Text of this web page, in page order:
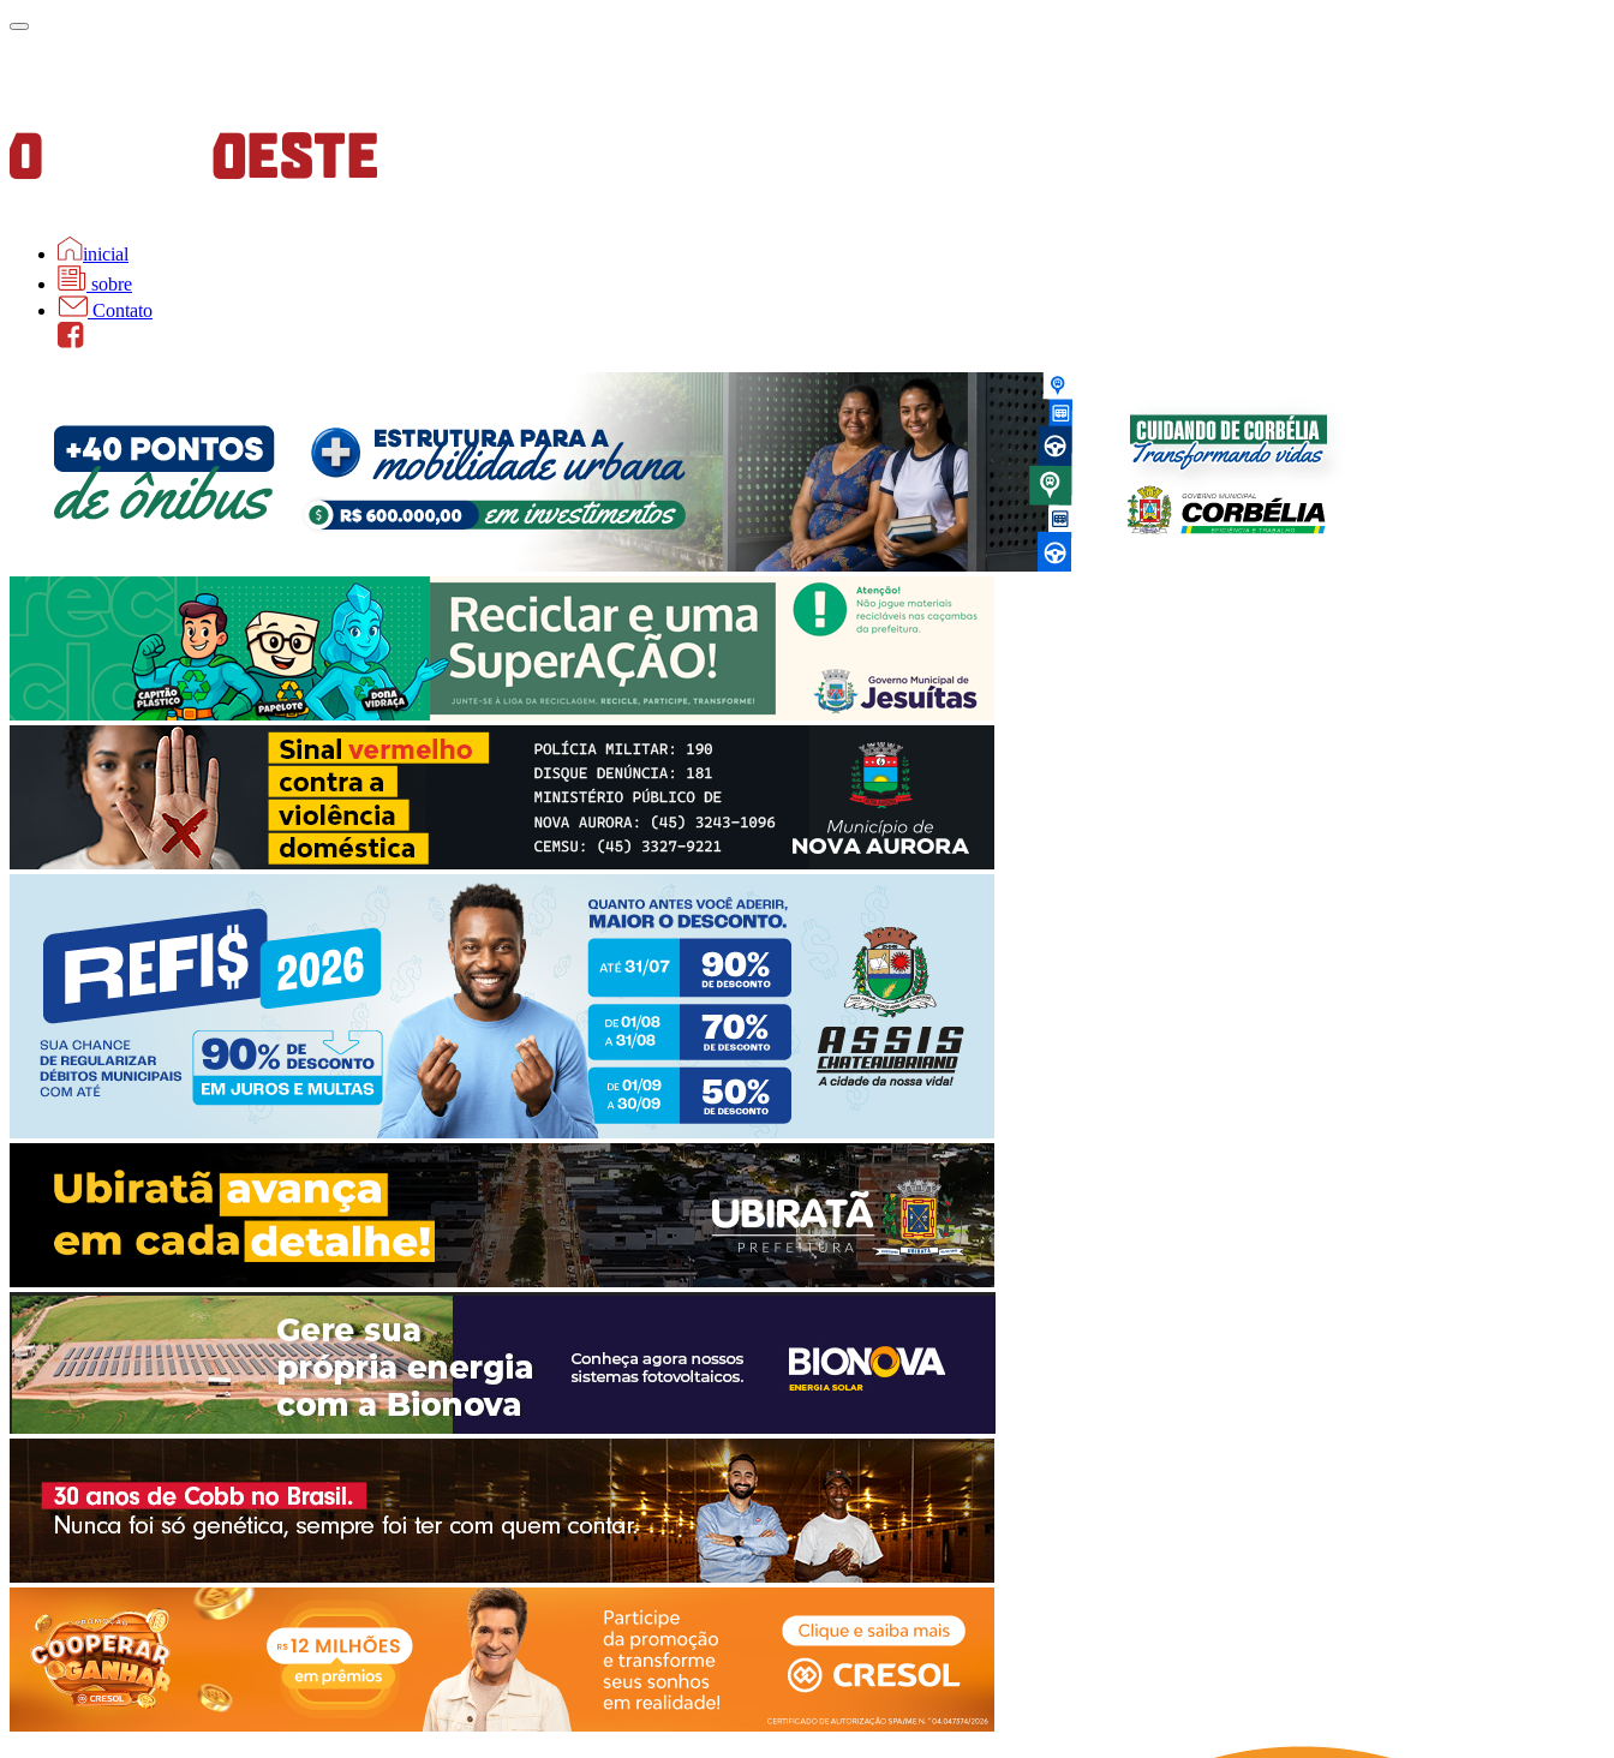
inicial
sobre
Contato